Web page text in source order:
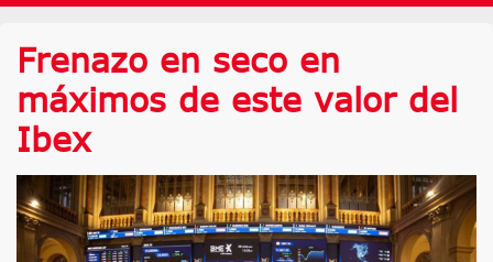
Frenazo en seco en
máximos de este valor del
Ibex